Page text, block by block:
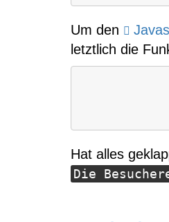
Um den
letztlich die
Hat alles
Die